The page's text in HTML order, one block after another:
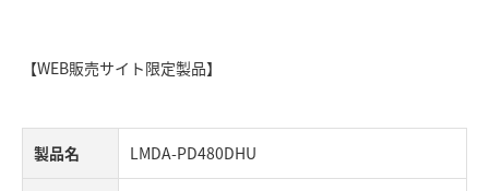
【WEB販売サイト限定製品】
製品名 LMDA-PD480DHU